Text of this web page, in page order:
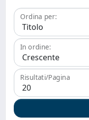
Ordina per:
In ordine:
Risultati/Pagina